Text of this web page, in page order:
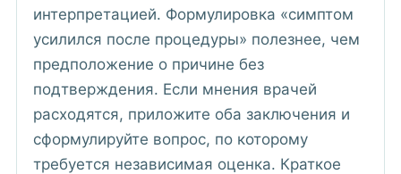
интерпретацией. Формулировка «симптом
усилился после процедуры» полезнее, чем
предположение о причине без
подтверждения. Если мнения врачей
расходятся, приложите оба заключения и
сформулируйте вопрос, по которому
требуется независимая оценка. Краткое